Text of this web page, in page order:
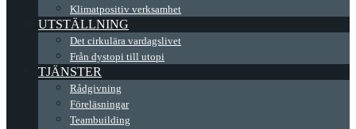
Klimatpositiv verksamhet
UTSTÄLLNING
Det cirkulära vardagslivet
Från dystopi till utopi
TJÄNSTER
Rådgivning
Föreläsningar
Teambuilding